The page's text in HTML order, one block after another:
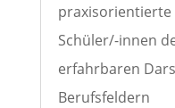
Schüler/-innen
erfahrbaren
Berufsfeldern